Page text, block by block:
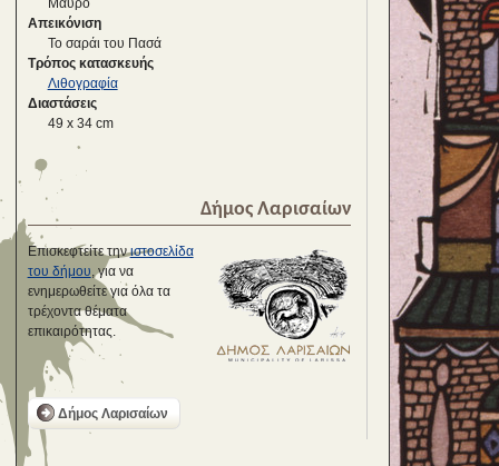
Μαύρο
Απεικόνιση
Το σαράι του Πασά
Τρόπος κατασκευής
Λιθογραφία
Διαστάσεις
49 x 34 cm
Δήμος Λαρισαίων
Επισκεφτείτε τηνιστοσελίδα
του δήμου, για να
ενημερωθείτε για όλα τα
τρέχοντα θέματα
επικαιρότητας.
Δήμος Λαρισαίων